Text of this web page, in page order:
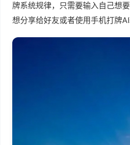
牌系统规律，只需要输入自己想
想分享给好友或者使用手机打牌AI